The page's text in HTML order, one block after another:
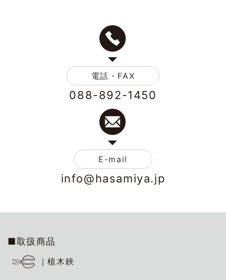
電話・FAX
088-892-1450
E-mail
info@hasamiya.jp
■取扱商品
｜植木鋏